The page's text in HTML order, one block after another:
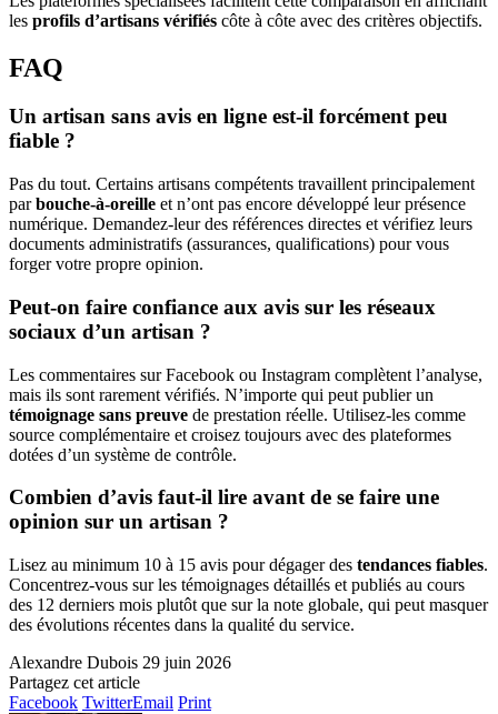
les profils d’artisans vérifiés côte à côte avec des critères objectifs.
FAQ
Un artisan sans avis en ligne est-il forcément peu
fiable ?
Pas du tout. Certains artisans compétents travaillent principalement
parbouche-à-oreille et n’ont pas encore développé leur présence
numérique. Demandez-leur des références directes et vérifiez leurs
documents administratifs (assurances, qualifications) pour vous
forger votre propre opinion.
Peut-on faire confiance aux avis sur les réseaux
sociaux d’un artisan ?
Les commentaires sur Facebook ou Instagram complètent l’analyse,
mais ils sont rarement vérifiés. N’importe qui peut publier un
témoignage sans preuve de prestation réelle. Utilisez-les comme
source complémentaire et croisez toujours avec des plateformes
dotées d’un système de contrôle.
Combien d’avis faut-il lire avant de se faire une
opinion sur un artisan ?
Lisez au minimum 10 à 15 avis pour dégager des tendances fiables.
Concentrez-vous sur les témoignages détaillés et publiés au cours
des 12 derniers mois plutôt que sur la note globale, qui peut masquer
des évolutions récentes dans la qualité du service.
Alexandre Dubois 29 juin 2026
Partagez cet article
Facebook TwitterEmail Print